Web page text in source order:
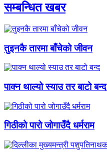
सम्बन्धित खबर
तुइनकै तारमा बाँचेको जीवन
पाक्न थाल्यो स्याउ तर बाटो बन्द
गिठीको पारो जोगाउँदै धर्मराम